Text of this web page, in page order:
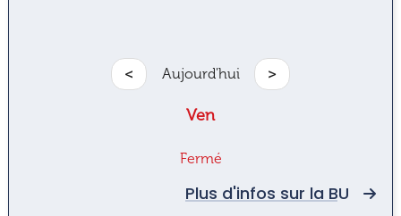
>
< Aujourd'hui
Ven
Fermé
Plus d'infos sur la BU